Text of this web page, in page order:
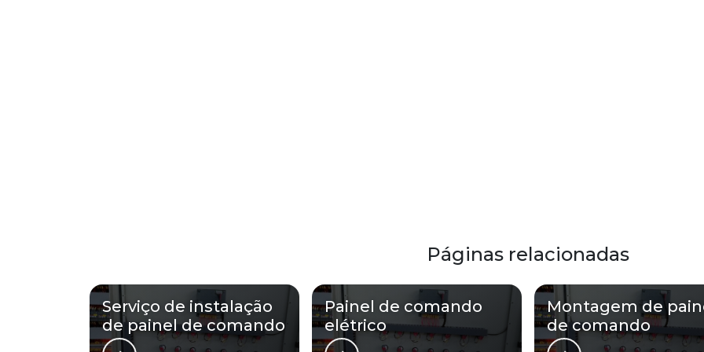
Páginas relacionadas
Serviço de instalação
de painel de comando
Painel de comando
elétrico
Montagem de
de comando